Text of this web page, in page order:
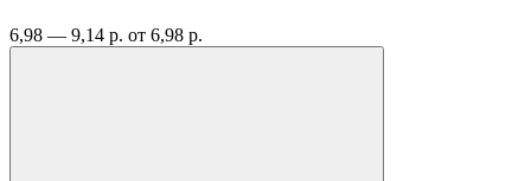
6,98 — 9,14 р. от 6,98 р.